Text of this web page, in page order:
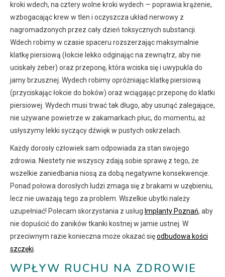
kroki wdech, na cztery wolne kroki wydech — poprawia krążenie,
wzbogacając krew w tlen i oczyszcza układ nerwowy z
nagromadzonych przez cały dzień toksycznych substancji.
Wdech robimy w czasie spaceru rozszerzając maksymalnie
klatkę piersiową (łokcie lekko odginając na zewnątrz, aby nie
uciskały żeber) oraz przeponę, która wciska się i uwypukla do
jamy brzusznej. Wydech robimy opróżniając klatkę piersiową
(przyciskając łokcie do boków) oraz wciągając przeponę do klatki
piersiowej. Wydech musi trwać tak długo, aby usunąć zalegające,
nie używane powietrze w zakamarkach płuc, do momentu, aż
usłyszymy lekki syczący dźwięk w pustych oskrzelach.
Każdy dorosły człowiek sam odpowiada za stan swojego
zdrowia. Niestety nie wszyscy zdają sobie sprawę z tego, że
wszelkie zaniedbania niosą za dobą negatywne konsekwencje.
Ponad połowa dorosłych ludzi zmaga się z brakami w uzębieniu,
lecz nie uważają tego za problem. Wszelkie ubytki należy
uzupełniać! Polecam skorzystania z usług Implanty Poznań, aby
nie dopuścić do zaników tkanki kostnej w jamie ustnej. W
przeciwnym razie konieczna może okazać sięodbudowa kości
szczęki
WPŁYW RUCHU NA ZDROWIE